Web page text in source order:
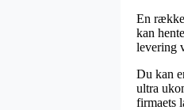
En
kan
levering
Du kan
ultra
firmaets